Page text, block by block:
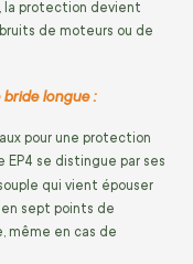
, la protection devient
de moteurs ou de
longue :
pour une protection
EP4 se distingue par ses
qui vient épouser
sept points de
même en cas de